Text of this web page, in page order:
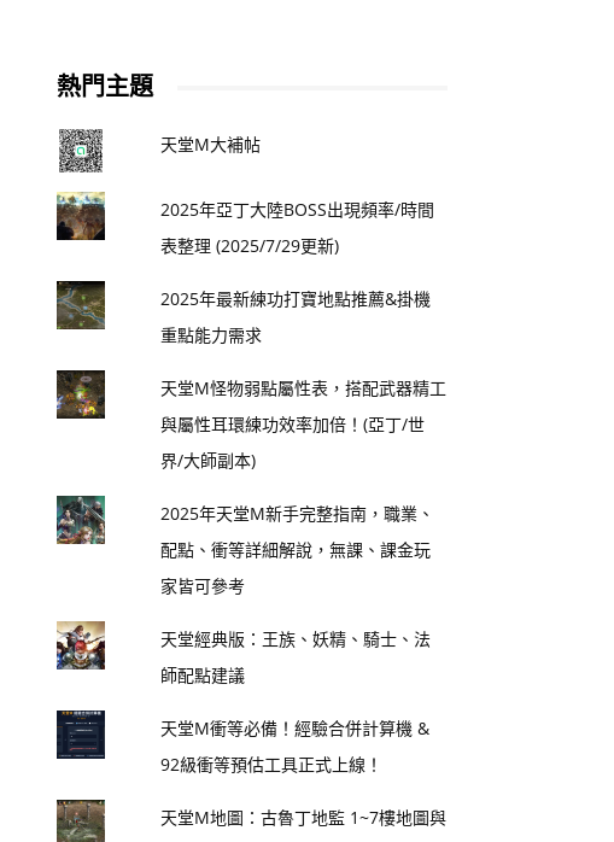
熱門主題
天堂M大補帖
2025年亞丁大陸BOSS出現頻率/時間
表整理 (2025/7/29更新)
2025年最新練功打寶地點推薦&掛機
重點能力需求
天堂M怪物弱點屬性表，搭配武器精工
與屬性耳環練功效率加倍！(亞丁/世
界/大師副本)
2025年天堂M新手完整指南，職業、
配點、衝等詳細解說，無課、課金玩
家皆可參考
天堂經典版：王族、妖精、騎士、法
師配點建議
天堂M衝等必備！經驗合併計算機 &
92級衝等預估工具正式上線！
天堂M地圖：古魯丁地監 1~7樓地圖與